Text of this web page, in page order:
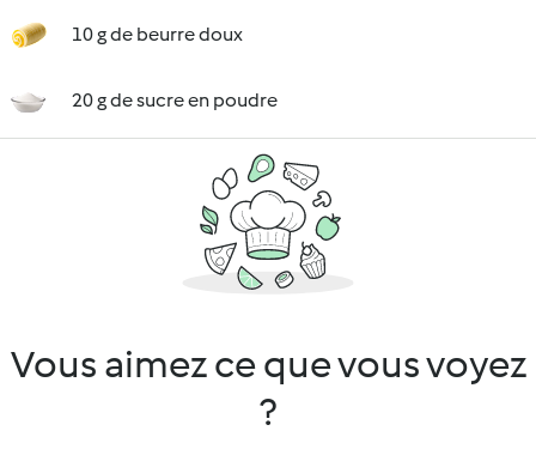
10 g de beurre doux
20 g de sucre en poudre
Vous aimez ce que vous voyez
?